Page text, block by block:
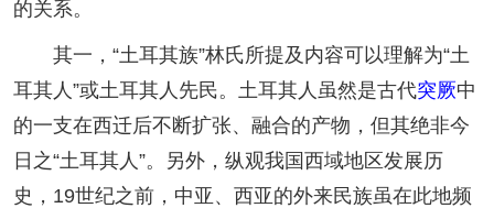
的关系。
其一，“土耳其族”林氏所提及内容可以理解为“土
耳其人”或土耳其人先民。土耳其人虽然是古代突厥中
的一支在西迁后不断扩张、融合的产物，但其绝非今
日之“土耳其人”。另外，纵观我国西域地区发展历
史，19世纪之前，中亚、西亚的外来民族虽在此地频